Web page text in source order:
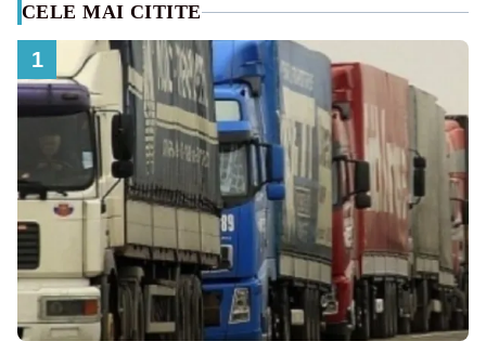
CELE MAI CITITE
1